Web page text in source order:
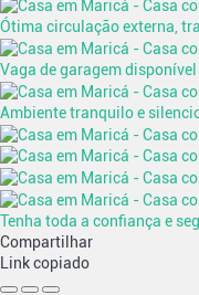
Ótima circulação externa,
Vaga de garagem
Ambiente tranquilo e
Tenha toda a confiança e
Compartilhar
Link copiado